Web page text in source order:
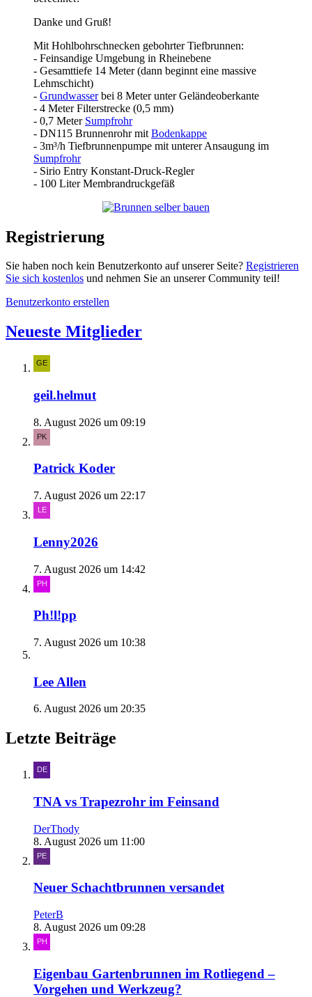
Danke und Gruß!
Mit Hohlbohrschnecken gebohrter Tiefbrunnen:
- Feinsandige Umgebung in Rheinebene
- Gesamttiefe 14 Meter (dann beginnt eine massive
Lehmschicht)
- Grundwasserbei 8 Meter unter Geländeoberkante
- 4 Meter Filterstrecke (0,5 mm)
- 0,7 Meter Sumpfrohr
- DN115 Brunnenrohr mit Bodenkappe
- 3m³/h Tiefbrunnenpumpe mit unterer Ansaugung im
Sumpfrohr
- Sirio Entry Konstant-Druck-Regler
- 100 Liter Membrandruckgefäß
Registrierung
Sie haben noch kein Benutzerkonto auf unserer Seite? Registrieren
Sie sich kostenlos und nehmen Sie an unserer Community teil!
Benutzerkonto erstellen
Neueste Mitglieder
geil.helmut
8. August 2026 um 09:19
Patrick Koder
7. August 2026 um 22:17
Lenny2026
7. August 2026 um 14:42
Ph!l!pp
7. August 2026 um 10:38
Lee Allen
6. August 2026 um 20:35
Letzte Beiträge
TNA vs Trapezrohr im Feinsand
DerThody
8. August 2026 um 11:00
Neuer Schachtbrunnen versandet
PeterB
8. August 2026 um 09:28
Eigenbau Gartenbrunnen im Rotliegend –
Vorgehen und Werkzeug?